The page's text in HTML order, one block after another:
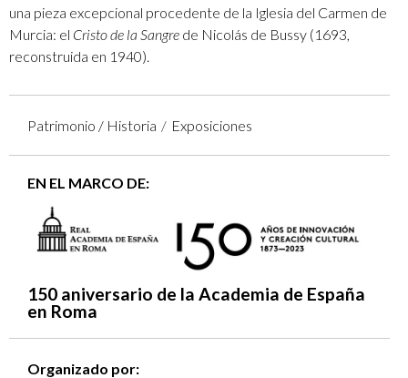
una pieza excepcional procedente de la Iglesia del Carmen de
Murcia: el Cristo de la Sangre de Nicolás de Bussy (1693,
reconstruida en 1940).
Patrimonio / Historia Exposiciones
EN EL MARCO DE:
150 aniversario de la Academia de España
en Roma
Organizado por: